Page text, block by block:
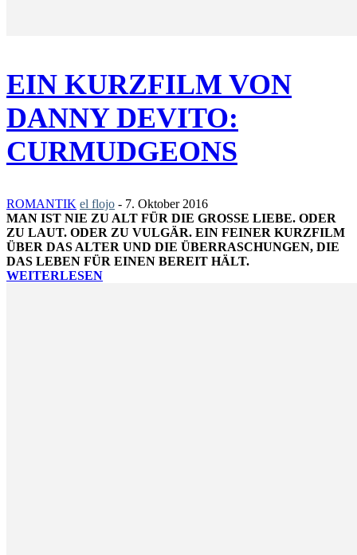
EIN KURZFILM VON
DANNY DEVITO:
CURMUDGEONS
ROMANTIK el flojo - 7. Oktober 2016
MAN IST NIE ZU ALT FÜR DIE GROSSE LIEBE. ODER Z
U LAUT. ODER ZU VULGÄR. EIN FEINER KURZFILM Ü
BER DAS ALTER UND DIE ÜBERRASCHUNGEN, DIE D
AS LEBEN FÜR EINEN BEREIT HÄLT.
WEITERLESEN